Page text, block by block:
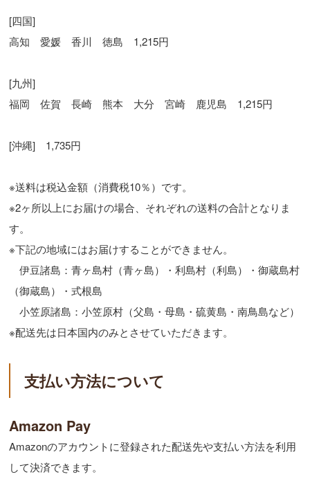
[四国]
高知 愛媛 香川 徳島 1,215円
[九州]
福岡 佐賀 長崎 熊本 大分 宮崎 鹿児島 1,215円
[沖縄] 1,735円
※送料は税込金額（消費税10％）です。
※2ヶ所以上にお届けの場合、それぞれの送料の合計となりま
す。
※下記の地域にはお届けすることができません。
伊豆諸島：青ヶ島村（青ヶ島）・利島村（利島）・御蔵島村
（御蔵島）・式根島
小笠原諸島：小笠原村（父島・母島・硫黄島・南鳥島など）
※配送先は日本国内のみとさせていただきます。
支払い方法について
Amazon Pay
Amazonのアカウントに登録された配送先や支払い方法を利用
して決済できます。